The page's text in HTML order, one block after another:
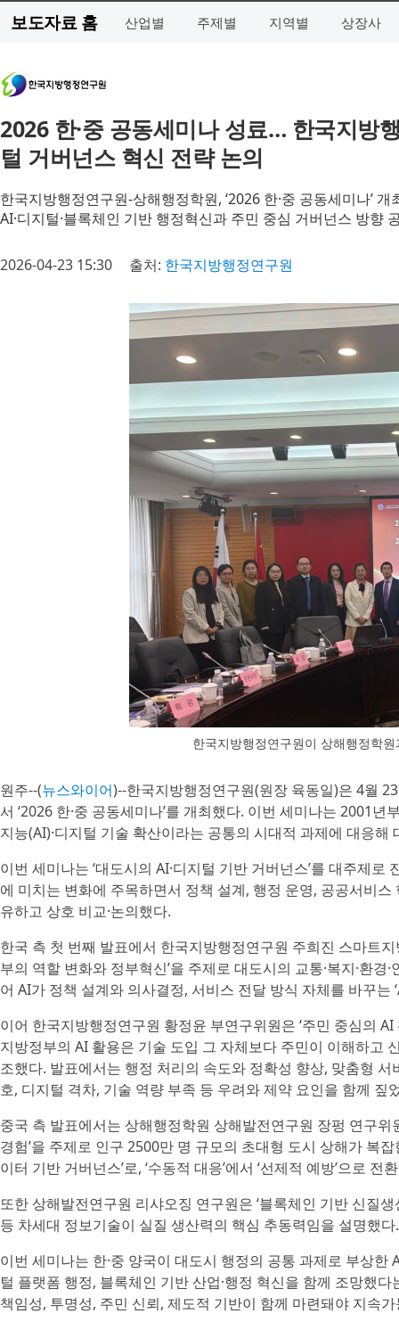
보도자료 홈 산업별 주제별 지역별 상장사
2026 한·중 공동세미나 성료… 한국지방
털 거버넌스 혁신 전략 논의
한국지방행정연구원-상해행정학원, ‘2026 한·중 공동세미나’ 개
AI·디지털·블록체인 기반 행정혁신과 주민 중심 거버넌스 방향
2026-04-23 15:30 출처: 한국지방행정연구원
한국지방행정연구원이 상해행정학원
원주--(뉴스와이어)--한국지방행정연구원(원장 육동일)은 4월
서 ‘2026 한·중 공동세미나’를 개최했다. 이번 세미나는 2001
지능(AI)·디지털 기술 확산이라는 공통의 시대적 과제에 대응
이번 세미나는 ‘대도시의 AI·디지털 기반 거버넌스’를 대주제
에 미치는 변화에 주목하면서 정책 설계, 행정 운영, 공공서비
유하고 상호 비교·논의했다.
한국 측 첫 번째 발표에서 한국지방행정연구원 주희진 스마트
부의 역할 변화와 정부혁신’을 주제로 대도시의 교통·복지·환
어 AI가 정책 설계와 의사결정, 서비스 전달 방식 자체를 바꾸
이어 한국지방행정연구원 황정윤 부연구위원은 ‘주민 중심의
지방정부의 AI 활용은 기술 도입 그 자체보다 주민이 이해하고
조했다. 발표에서는 행정 처리의 속도와 정확성 향상, 맞춤형
호, 디지털 격차, 기술 역량 부족 등 우려와 제약 요인을 함께 짚
중국 측 발표에서는 상해행정학원 상해발전연구원 장펑 연구
경험’을 주제로 인구 2500만 명 규모의 초대형 도시 상해가 복
이터 기반 거버넌스’로, ‘수동적 대응’에서 ‘선제적 예방’으로 전
또한 상해발전연구원 리샤오징 연구원은 ‘블록체인 기반 신질
등 차세대 정보기술이 실질 생산력의 핵심 추동력임을 설명했다.
이번 세미나는 한·중 양국이 대도시 행정의 공통 과제로 부상
털 플랫폼 행정, 블록체인 기반 산업·행정 혁신을 함께 조망했
책임성, 투명성, 주민 신뢰, 제도적 기반이 함께 마련돼야 지속